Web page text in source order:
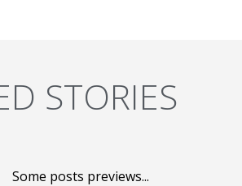
STORIES
Some posts previews...